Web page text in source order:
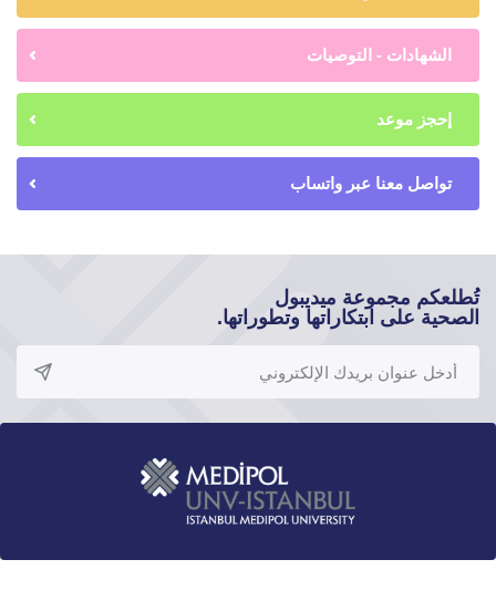
الشهادات - التوصيات
إحجز موعد
تواصل معنا عبر واتساب
تُطلعكم مجموعة ميديبول
الصحية على ابتكاراتها وتطوراتها.